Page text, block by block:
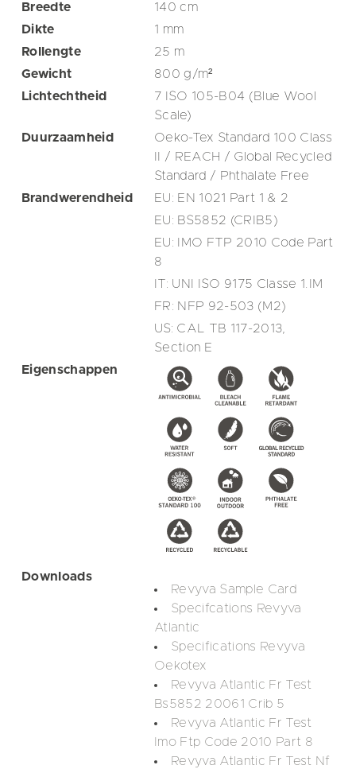
Breedte
140cm
Dikte
1 mm
Rollengte
25 m
Gewicht
800g/m²
Lichtechtheid
7 ISO 105-B04 (Blue Wool
Scale)
Duurzaamheid
Oeko-Tex Standard 100 Class
II / REACH / Global Recycled
Standard / Phthalate Free
Brandwerendheid
EU: EN 1021 Part 1 & 2
EU: BS5852 (CRIB5)
EU: IMO FTP 2010 Code Part
8
IT: UNI ISO 9175 Classe 1.IM
FR: NFP 92-503 (M2)
US: CAL TB 117-2013,
Section E
Eigenschappen
Downloads
Revyva Sample Card
Specifcations Revyva
Atlantic
Specifications Revyva
Oekotex
Revyva Atlantic Fr Test
Bs5852 20061 Crib 5
Revyva Atlantic Fr Test
Imo Ftp Code 2010 Part 8
Revyva Atlantic Fr Test Nf